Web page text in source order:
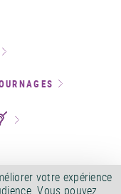
votre expérience
Vous pouvez